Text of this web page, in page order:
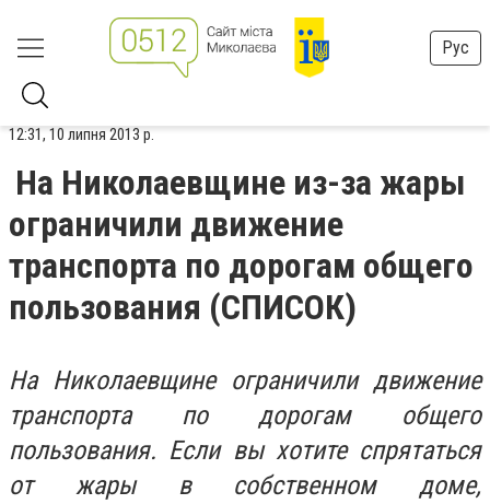
Рус
12:31, 10 липня 2013 р.
На Николаевщине из-за жары
ограничили движение
транспорта по дорогам общего
пользования (СПИСОК)
На Николаевщине ограничили движение
транспорта по дорогам общего
пользования. Если вы хотите спрятаться
от жары в собственном доме,